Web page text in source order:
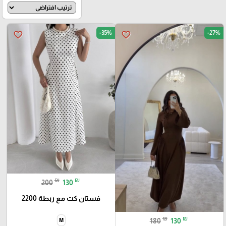
favorite_border -27%
180 ₪ 130 ₪
favorite_border -35%
200 ₪ 130 ₪
فستان كت مع ربطة 2200
M